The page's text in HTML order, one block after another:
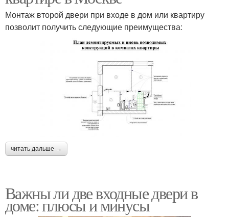
Монтаж второй двери при входе в дом или квартиру
позволит получить следующие преимущества:
читать дальше →
Важны ли две входные двери в
доме: плюсы и минусы